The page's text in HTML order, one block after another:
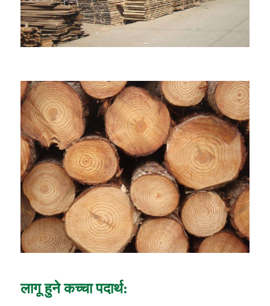
लागू हुने कच्चा पदार्थ: